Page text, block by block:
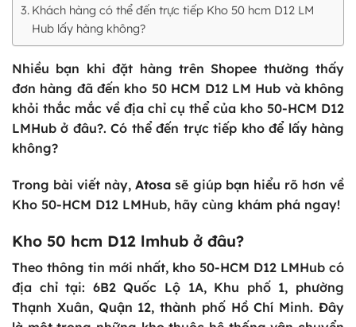
Khách hàng có thể đến trực tiếp Kho 50 hcm D12 LM
Hub lấy hàng không?
Nhiều bạn khi đặt hàng trên Shopee thường thấy
đơn hàng đã đến kho 50 HCM D12 LM Hub và không
khỏi thắc mắc về địa chỉ cụ thể của kho 50-HCM D12
LMHub ở đâu?. Có thể đến trực tiếp kho để lấy hàng
không?
Trong bài viết này,Atosa sẽ giúp bạn hiểu rõ hơn về
Kho 50-HCM D12 LMHub, hãy cùng khám phá ngay!
Kho 50 hcm D12 lmhub ở đâu?
Theo thông tin mới nhất, kho 50-HCM D12 LMHub có
địa chỉ tại: 6B2 Quốc Lộ 1A, Khu phố 1, phường
Thạnh Xuân, Quận 12, thành phố Hồ Chí Minh. Đây